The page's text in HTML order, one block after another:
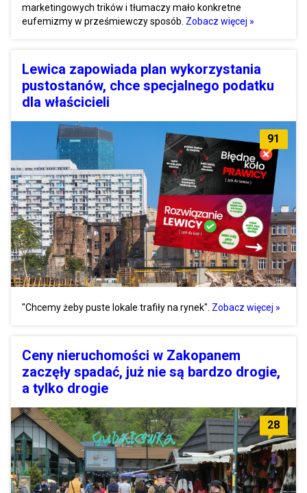
marketingowych trików i tłumaczy mało konkretne
eufemizmy w prześmiewczy sposób. Zobacz więcej »
Lewica zapowiada plan wykorzystania
pustostanów, chce specjalnego podatku
dla właścicieli
91
"Chcemy żeby puste lokale trafiły na rynek". Zobacz więcej »
Ceny nieruchomości w Zakopanem
zaczęły spadać, już nie są bardzo drogie,
a tylko drogie
28